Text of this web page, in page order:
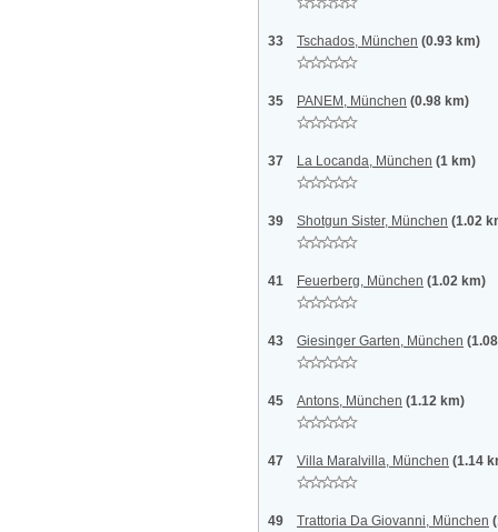
33 Tschados, München (0.93 km)
35 PANEM, München (0.98 km)
37 La Locanda, München (1 km)
39 Shotgun Sister, München (1.02
41 Feuerberg, München (1.02 km)
43 Giesinger Garten, München
45 Antons, München (1.12 km)
47 Villa Maralvilla, München (1.14
49 Trattoria Da Giovanni, München